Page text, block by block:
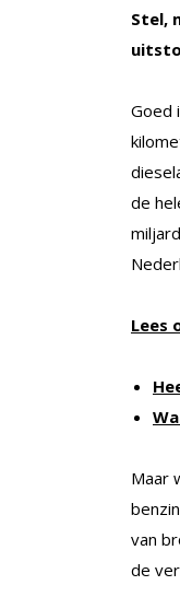
Stel,
Goed
de
Lees
Maar
van
de